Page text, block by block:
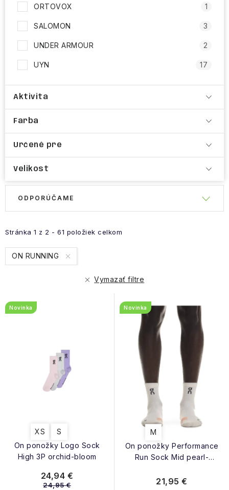
ORTOVOX 1
SALOMON 3
UNDER ARMOUR 2
UYN 17
Aktivita
Farba
Určené pre
Velikost
p
i
s
o
d
Stránka 1 z 2 - 61 položiek celkom
e
n
i
r
ODPORÚČAME
ON RUNNING
Vymazať filtre
On ponožky Logo Sock
High 3P orchid-bloom
Novinka
XS S
24,94 €
24,95 €
On ponožky Performance
Run Sock Mid pearl-
Novinka
M
21,95 €